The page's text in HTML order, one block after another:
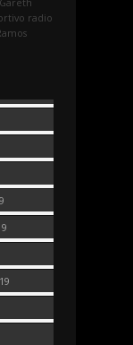
radio